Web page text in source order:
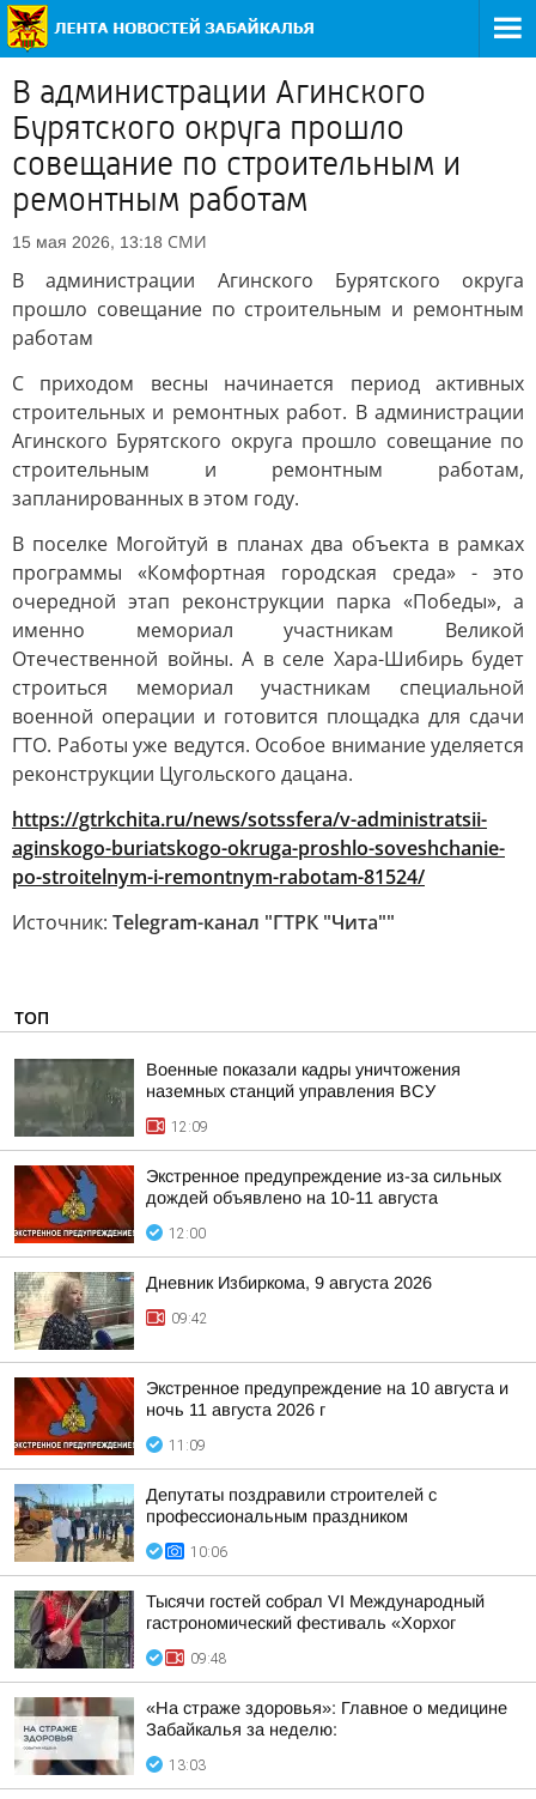
В администрации Агинского
Бурятского округа прошло
совещание по строительным и
ремонтным работам
15 мая 2026, 13:18 СМИ
В администрации Агинского Бурятского округа
прошло совещание по строительным и ремонтным
работам
С приходом весны начинается период активных
строительных и ремонтных работ. В администрации
Агинского Бурятского округа прошло совещание по
строительным и ремонтным работам,
запланированных в этом году.
В поселке Могойтуй в планах два объекта в рамках
программы «Комфортная городская среда» - это
очередной этап реконструкции парка «Победы», а
именно мемориал участникам Великой
Отечественной войны. А в селе Хара-Шибирь будет
строиться мемориал участникам специальной
военной операции и готовится площадка для сдачи
ГТО. Работы уже ведутся. Особое внимание уделяется
реконструкции Цугольского дацана.
https://gtrkchita.ru/news/sotssfera/v-administratsii-
aginskogo-buriatskogo-okruga-proshlo-soveshchanie-
po-stroitelnym-i-remontnym-rabotam-81524/
Источник: Telegram-канал "ГТРК "Чита""
ТОП
Военные показали кадры уничтожения
наземных станций управления ВСУ
12:09
Экстренное предупреждение из-за сильных
дождей объявлено на 10-11 августа
12:00
Дневник Избиркома, 9 августа 2026
09:42
Экстренное предупреждение на 10 августа и
ночь 11 августа 2026 г
11:09
Депутаты поздравили строителей с
профессиональным праздником
10:06
Тысячи гостей собрал VI Международный
гастрономический фестиваль «Хорхог
09:48
«На страже здоровья»: Главное о медицине
Забайкалья за неделю:
13:03